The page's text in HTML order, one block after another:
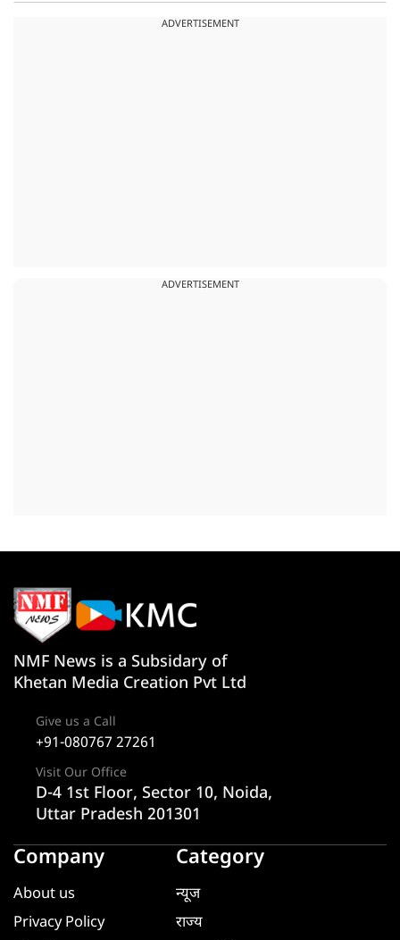
ADVERTISEMENT
ADVERTISEMENT
NMF News is a Subsidary of
Khetan Media Creation Pvt Ltd
Give us a Call
+91-080767 27261
Visit Our Office
D-4 1st Floor, Sector 10, Noida,
Uttar Pradesh 201301
Company
About us
Privacy Policy
Category
न्यूज
राज्य